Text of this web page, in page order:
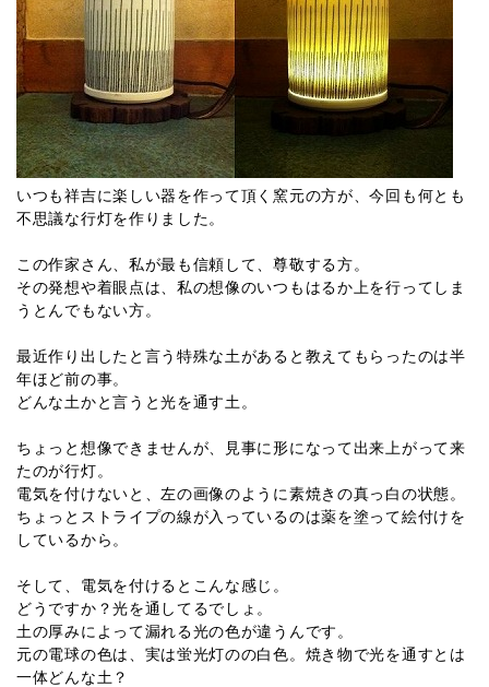
いつも祥吉に楽しい器を作って頂く窯元の方が、今回も何とも
不思議な行灯を作りました。
この作家さん、私が最も信頼して、尊敬する方。
その発想や着眼点は、私の想像のいつもはるか上を行ってしま
うとんでもない方。
最近作り出したと言う特殊な土があると教えてもらったのは半
年ほど前の事。
どんな土かと言うと光を通す土。
ちょっと想像できませんが、見事に形になって出来上がって来
たのが行灯。
電気を付けないと、左の画像のように素焼きの真っ白の状態。
ちょっとストライプの線が入っているのは薬を塗って絵付けを
しているから。
そして、電気を付けるとこんな感じ。
どうですか？光を通してるでしょ。
土の厚みによって漏れる光の色が違うんです。
元の電球の色は、実は蛍光灯のの白色。焼き物で光を通すとは
一体どんな土？